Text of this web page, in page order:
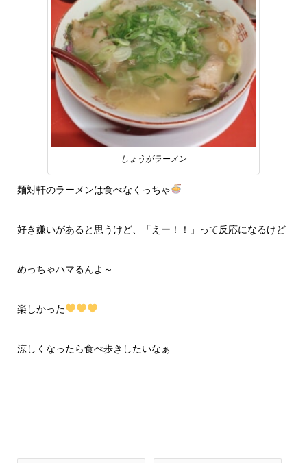
しょうがラーメン
麺対軒のラーメンは食べなくっちゃ
好き嫌いがあると思うけど、「えー！！」って反応になるけど
めっちゃハマるんよ～
楽しかった
涼しくなったら食べ歩きしたいなぁ